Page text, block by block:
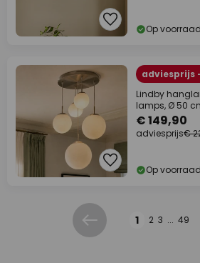
Op voorraad
adviesprijs
Lindby
lamps, Ø 50
€ 149,90
adviesprijs€
Op voorraad
Vorige 1 2 3 ... 49